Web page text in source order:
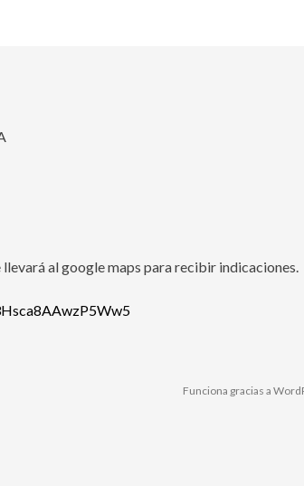
al google maps para recibir indicaciones.
Funciona gracias a